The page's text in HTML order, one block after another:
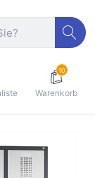
10
Warenkorb